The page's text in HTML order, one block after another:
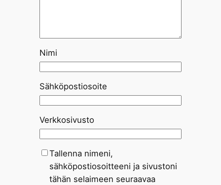
Nimi
Sähköpostiosoite
Verkkosivusto
Tallenna nimeni,
sähköpostiosoitteeni ja sivustoni
tähän selaimeen seuraavaa